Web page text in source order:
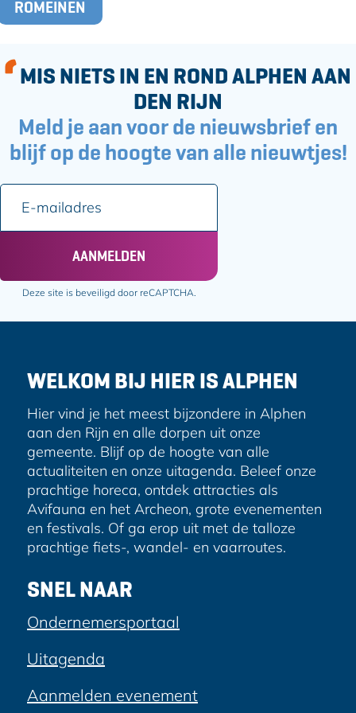
ROMEINEN
MIS NIETS IN EN ROND ALPHEN AAN
DEN RIJN
Meld je aan voor de nieuwsbrief en
blijf op de hoogte van alle nieuwtjes!
E
m
l
d
AANMELDEN
Deze site is beveiligd door reCAPTCHA.
WELKOM BIJ HIER IS ALPHEN
Hier vind je het meest bijzondere in Alphen
aan den Rijn en alle dorpen uit onze
gemeente. Blijf op de hoogte van alle
actualiteiten en onze uitagenda. Beleef onze
prachtige horeca, ontdek attracties als
Avifauna en het Archeon, grote evenementen
en festivals. Of ga erop uit met de talloze
prachtige fiets-, wandel- en vaarroutes.
SNEL NAAR
Ondernemersportaal
Uitagenda
Aanmelden evenement